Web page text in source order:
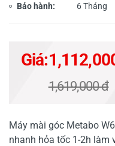
Bảo hành: 6 Tháng
Giá:
1,619,000 đ
Máy mài góc Metabo
nhanh hỏa tốc 1-2h làm